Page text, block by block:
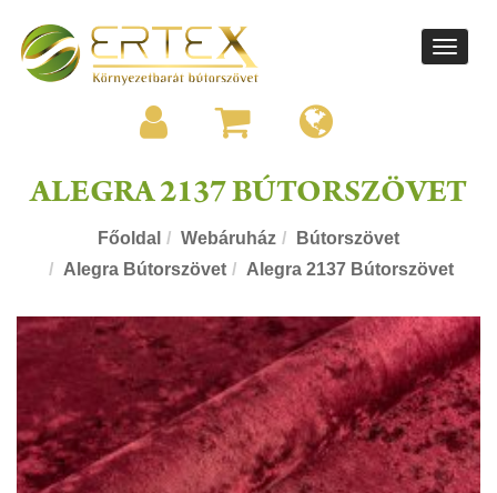
Toggle
ALEGRA 2137 BÚTORSZÖVET
Főoldal Webáruház
Bútorszövet
Alegra Bútorszövet
Alegra 2137 Bútorszövet